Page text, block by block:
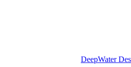
DeepWater